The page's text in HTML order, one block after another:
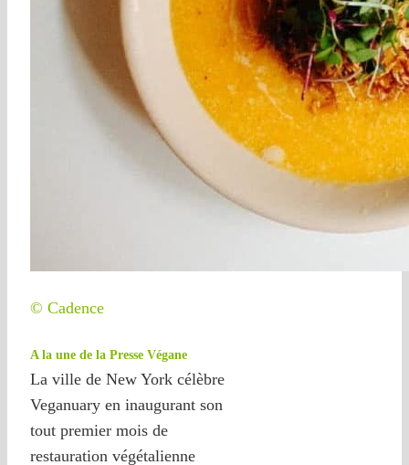
© Cadence
A la une de la Presse Végane
La ville de New York célèbre
Veganuary en inaugurant son
tout premier mois de
restauration végétalienne